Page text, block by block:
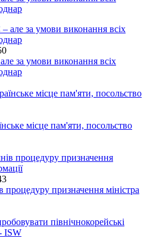
за умови виконання всіх
місце пам'яти, посольство
процедуру призначення міністра